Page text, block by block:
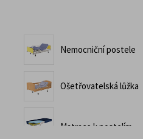
Židle, křesla a sezení Barové židle
Nemocniční postele
Ošetřovatelská lůžka